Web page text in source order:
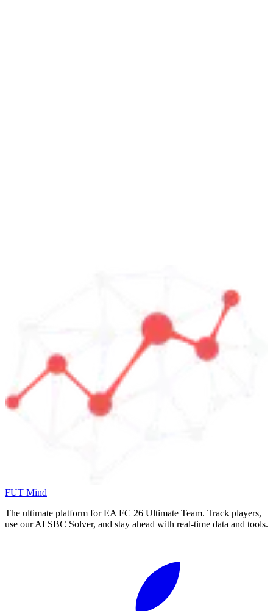
FUT Mind
The ultimate platform for EA FC 26 Ultimate Team. Track players,
use our AI SBC Solver, and stay ahead with real-time data and tools.